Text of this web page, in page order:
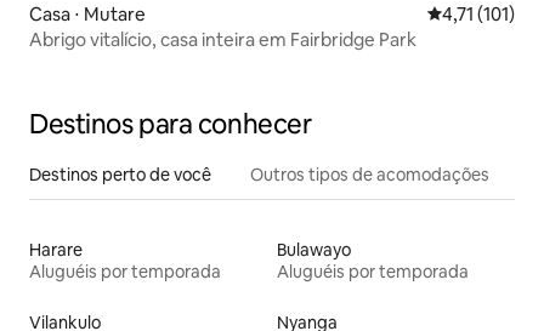
Casa ⋅ Mutare 4,71 de uma
4,71 (101)
Abrigo vitalício, casa inteira em Fairbridge Park
Destinos para conhecer
Destinos perto de você Outros tipos de acomodações
Harare
Aluguéis por temporada
Bulawayo
Aluguéis por temporada
Vilankulo Nyanga